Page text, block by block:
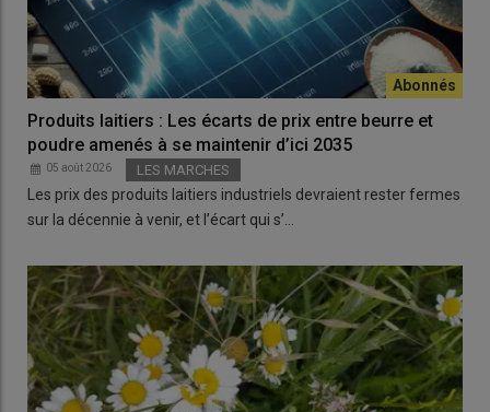
Produits laitiers : Les écarts de prix entre beurre et
poudre amenés à se maintenir d’ici 2035
05 août 2026 LES MARCHES
Les prix des produits laitiers industriels devraient rester fermes
sur la décennie à venir, et l’écart qui s’…